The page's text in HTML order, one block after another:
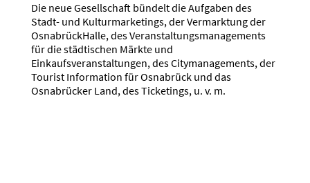
Die neue Gesellschaft bündelt die Aufgaben des
Stadt- und Kulturmarketings, der Vermarktung der
OsnabrückHalle, des Veranstaltungsmanagements
für die städtischen Märkte und
Einkaufsveranstaltungen, des Citymanagements, der
Tourist Information für Osnabrück und das
Osnabrücker Land, des Ticketings, u. v. m.